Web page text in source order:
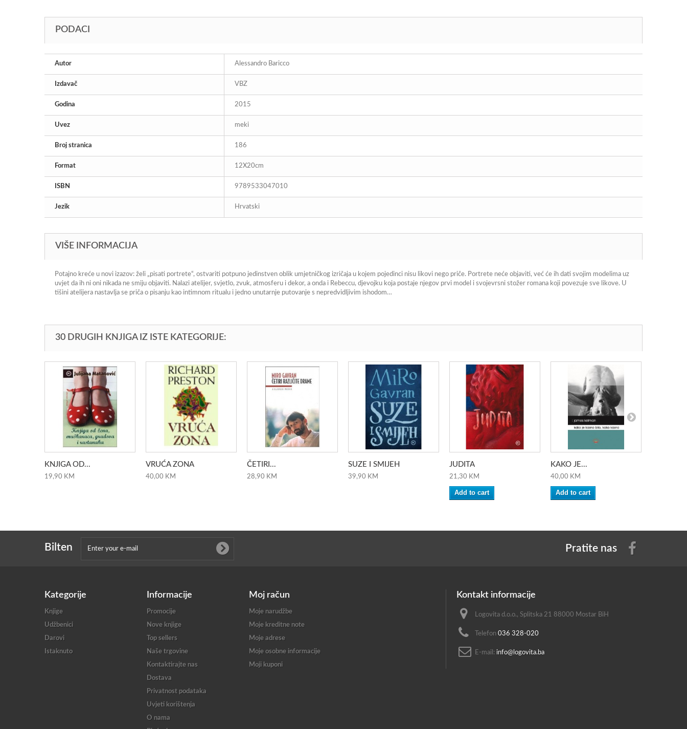
PODACI
Autor Alessandro Baricco
Izdavač VBZ
Godina 2015
Uvez meki
Broj stranica 186
Format 12X20cm
ISBN 9789533047010
Jezik Hrvatski
VIŠE INFORMACIJA
Potajno kreće u novi izazov: želi „pisati portrete“, ostvariti potpuno jedinstven oblik umjetničkog izričaja u kojem pojedinci nisu likovi nego priče. Portrete neće objaviti, već će ih dati svojim modelima uz
uvjet da ih ni oni nikada ne smiju objaviti. Nalazi atelijer, svjetlo, zvuk, atmosferu i dekor, a onda i Rebeccu, djevojku koja postaje njegov prvi model i svojevrsni stožer romana koji povezuje sve likove. U
tišini atelijera nastavlja se priča o pisanju kao intimnom ritualu i jedno unutarnje putovanje s nepredvidljivim ishodom…
30 DRUGIH KNJIGA IZ ISTE KATEGORIJE:
KNJIGA OD...
19,90 KM
VRUĆA ZONA
40,00 KM
ČETIRI...
28,90 KM
SUZE I SMIJEH
39,90 KM
JUDITA
21,30 KM
Add to cart
KAKO JE...
40,00 KM
Add to cart
Bilten Pratite nas
Kategorije
Knjige
Udžbenici
Darovi
Istaknuto
Informacije
Promocije
Nove knjige
Top sellers
Naše trgovine
Kontaktirajte nas
Dostava
Privatnost podataka
Uvjeti korištenja
O nama
Moj račun
Moje narudžbe
Moje kreditne note
Moje adrese
Moje osobne informacije
Moji kuponi
Kontakt informacije
Logovita d.o.o., Splitska 21 88000 Mostar BiH
Telefon 036 328-020
E-mail: info@logovita.ba